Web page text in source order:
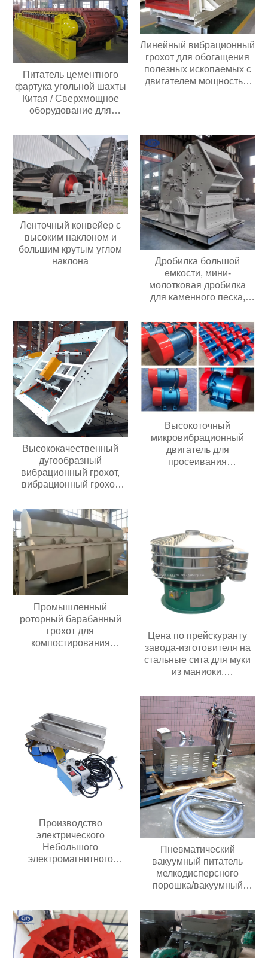
Питатель цементного
фартука угольной шахты
Китая / Сверхмощное
оборудование для
пластинчатого фартука
Линейный вибрационный
грохот для обогащения
полезных ископаемых с
двигателем мощностью
слоя
Ленточный конвейер с
высоким наклоном и
большим крутым углом
наклона
Дробилка большой
емкости, мини-
молотковая дробилка
для каменного песка,
Высококачественный
дугообразный
вибрационный грохот,
вибрационный грохот
Высокоточный
микровибрационный
двигатель для
просеивания
Промышленный
роторный барабанный
грохот для
компостирования
Цена по прейскуранту
завода-изготовителя на
стальные сита для муки
из маниоки,
промышленности и
сельском хозяйстве;
роторное вибрационное
сито
Производство
электрического
Небольшого
электромагнитного
Пневматический
вакуумный питатель
мелкодисперсного
порошка/вакуумный
вакуумный конвейер